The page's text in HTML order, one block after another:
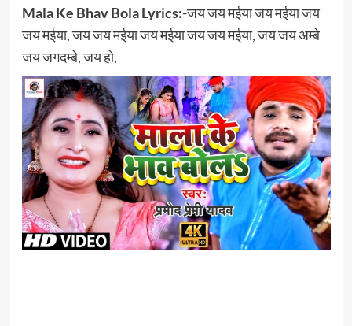
Mala Ke Bhav Bola Lyrics:-जय जय मईया जय मईया जय
जय मईया, जय जय मईया जय मईया जय जय मईया, जय जय अम्बे
जय जगदम्बे, जय हो,